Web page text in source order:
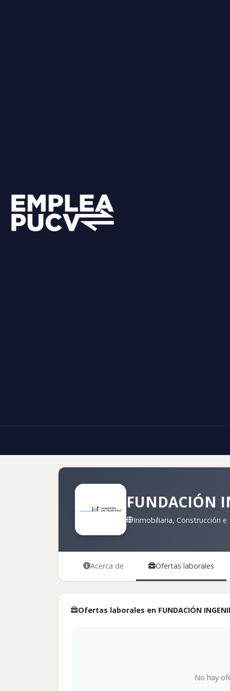
FUNDACIÓN
Inmobiliaria, Construcción e
Acerca de Ofertas laborales
Ofertas laborales en FUNDACIÓN
No hay